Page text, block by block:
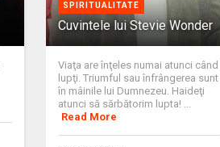
SPIRITUALITATE
Cuvintele lui Stevie Wonder
Viaţa are înţeles numai atunci când
lupţi. Triumful sau înfrângerea sunt
în mâinile lui Dumnezeu. Haideţi
atunci să sărbătorim lupta! ...
Read More